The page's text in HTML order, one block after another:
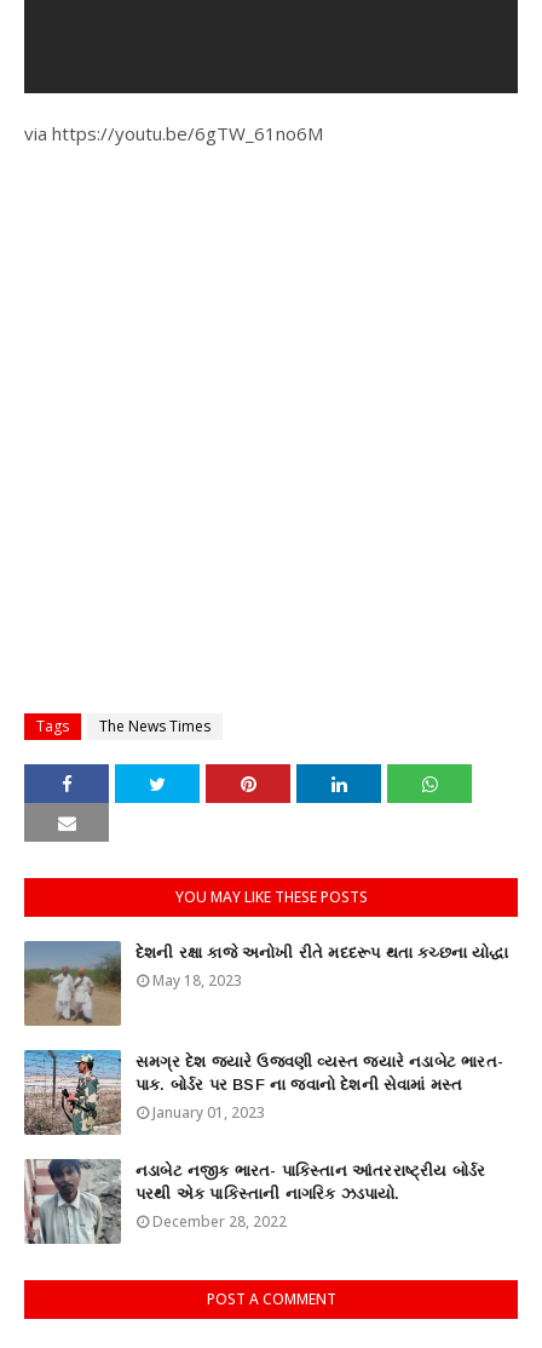
via https://youtu.be/6gTW_61no6M
Tags The News Times
YOU MAY LIKE THESE POSTS
દેશની રક્ષા કાજે અનોખી રીતે મદદરૂપ થતા કચ્છના યોદ્ધા
May 18, 2023
સમગ્ર દેશ જ્યારે ઉજવણી વ્યસ્ત જ્યારે નડાબેટ ભારત-
પાક. બોર્ડર પર BSF ના જવાનો દેશની સેવામાં મસ્ત
January 01, 2023
નડાબેટ નજીક ભારત- પાકિસ્તાન આંતરરાષ્ટ્રીય બોર્ડર
પરથી એક પાકિસ્તાની નાગરિક ઝડપાયો.
December 28, 2022
POST A COMMENT